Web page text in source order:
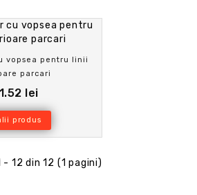
vopsea pentru linii
parcari
lei
produs
12 din 12 (1 pagini)